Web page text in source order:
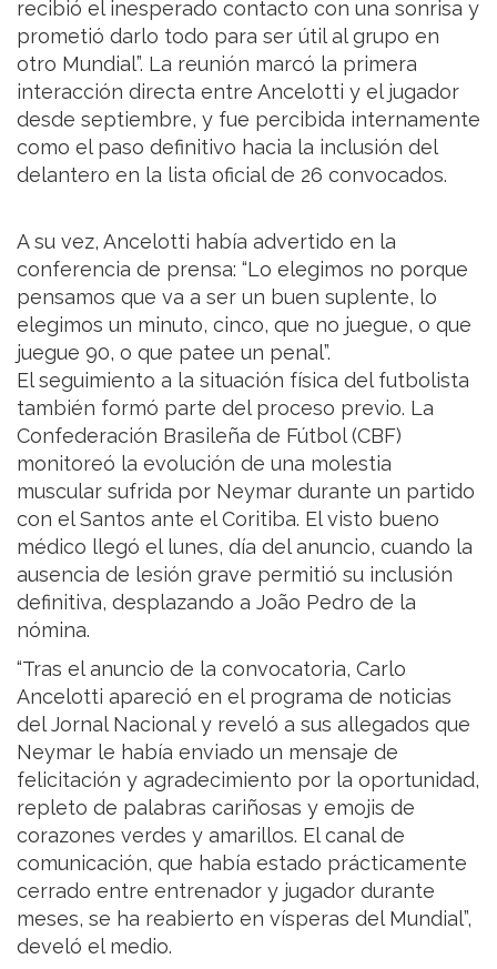
recibió el inesperado contacto con una sonrisa y
prometió darlo todo para ser útil al grupo en
otro Mundial”. La reunión marcó la primera
interacción directa entre Ancelotti y el jugador
desde septiembre, y fue percibida internamente
como el paso definitivo hacia la inclusión del
delantero en la lista oficial de 26 convocados.
A su vez, Ancelotti había advertido en la
conferencia de prensa: “Lo elegimos no porque
pensamos que va a ser un buen suplente, lo
elegimos un minuto, cinco, que no juegue, o que
juegue 90, o que patee un penal”.
El seguimiento a la situación física del futbolista
también formó parte del proceso previo. La
Confederación Brasileña de Fútbol (CBF)
monitoreó la evolución de una molestia
muscular sufrida por Neymar durante un partido
con el Santos ante el Coritiba. El visto bueno
médico llegó el lunes, día del anuncio, cuando la
ausencia de lesión grave permitió su inclusión
definitiva, desplazando a João Pedro de la
nómina.
“Tras el anuncio de la convocatoria, Carlo
Ancelotti apareció en el programa de noticias
del Jornal Nacional y reveló a sus allegados que
Neymar le había enviado un mensaje de
felicitación y agradecimiento por la oportunidad,
repleto de palabras cariñosas y emojis de
corazones verdes y amarillos. El canal de
comunicación, que había estado prácticamente
cerrado entre entrenador y jugador durante
meses, se ha reabierto en vísperas del Mundial”,
develó el medio.